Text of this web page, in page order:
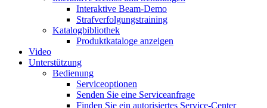
Interaktive Beam-Demo
Strafverfolgungstraining
Katalogbibliothek
Produktkataloge anzeigen
Video
Unterstützung
Bedienung
Serviceoptionen
Senden Sie eine Serviceanfrage
Finden Sie ein autorisiertes Service-Center